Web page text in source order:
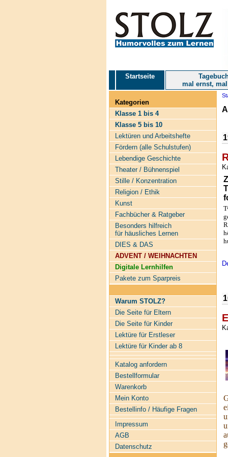
Startseite
mal ernst,
Kategorien
Klasse 1 bis 4
Klasse 5 bis 10
Lektüren und Arbeitshefte
Fördern (alle Schulstufen)
Lebendige Geschichte
Theater / Bühnenspiel
Stille / Konzentration
Religion / Ethik
Kunst
Fachbücher & Ratgeber
Besonders hilfreich
für häusliches Lernen
DIES & DAS
ADVENT / WEIHNACHTEN
Digitale Lernhilfen
Pakete zum Sparpreis
Warum STOLZ?
Die Seite für Eltern
Die Seite für Kinder
Lektüre für Erstleser
Lektüre für Kinder ab 8
Katalog anfordern
Bestellformular
Warenkorb
Mein Konto
Bestellinfo / Häufige Fragen
Impressum
AGB
Datenschutz